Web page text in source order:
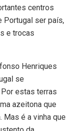
centros
Portugal ser país,
e trocas
Henriques
se
estas terras
azeitona que
Mas é a vinha que